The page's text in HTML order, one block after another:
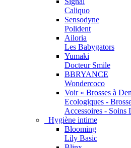
Caliquo
Sensodyne
Polident
Ailoria
Les Babygators
Yumaki
Docteur Smile
BBRYANCE
Wondercoco
Voir « Brosses à
Ecologiques -
Accessoires - Soins
Hygiène intime
Blooming
Lily Basic